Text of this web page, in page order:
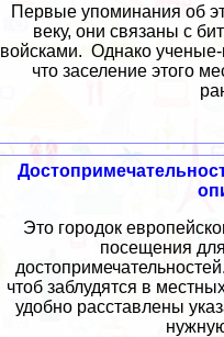
Первые упоминания об
веку, они связаны с
войсками. Однако
что заселение этого
Это городок
посещения
чтоб заблудятся в
удобно расставлены